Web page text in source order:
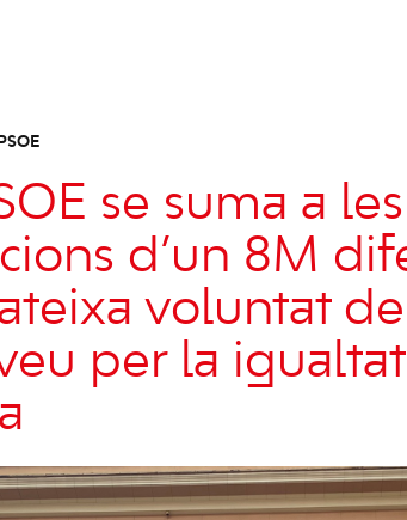
se suma a les
d’un 8M
voluntat
per la